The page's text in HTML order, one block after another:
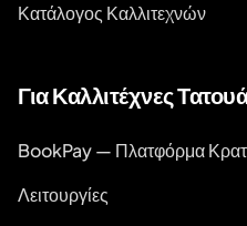
Κατάλογος Καλλιτεχνών
Για Καλλιτέχνες
BookPay — Πλατφόρμα
Λειτουργίες